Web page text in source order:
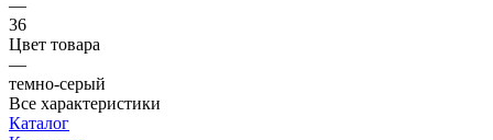
—
36
Цвет товара
—
темно-серый
Все характеристики
Каталог